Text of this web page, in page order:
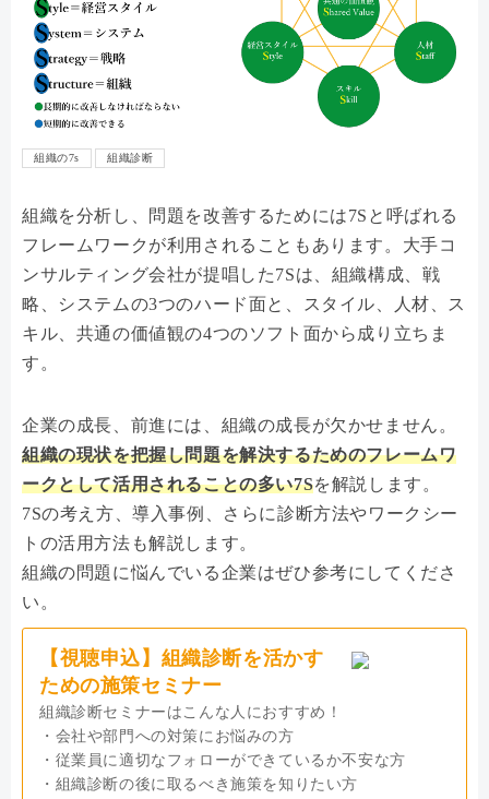
組織の7s 組織診断
組織を分析し、問題を改善するためには7Sと呼ばれる
フレームワークが利用されることもあります。大手コ
ンサルティング会社が提唱した7Sは、組織構成、戦
略、システムの3つのハード面と、スタイル、人材、ス
キル、共通の価値観の4つのソフト面から成り立ちま
す。
企業の成長、前進には、組織の成長が欠かせません。
組織の現状を把握し問題を解決するためのフレームワ
ークとして活用されることの多い7Sを解説します。
7Sの考え方、導入事例、さらに診断方法やワークシー
トの活用方法も解説します。
組織の問題に悩んでいる企業はぜひ参考にしてくださ
い。
【視聴申込】組織診断を活かす
ための施策セミナー
組織診断セミナーはこんな人におすすめ！
・会社や部門への対策にお悩みの方
・従業員に適切なフォローができているか不安な方
・組織診断の後に取るべき施策を知りたい方